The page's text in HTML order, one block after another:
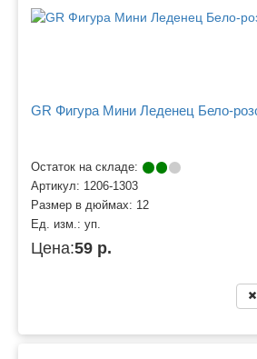
GR Фигура Мини Леденец Бело-
Остаток на складе:
Артикул: 1206-1303
Размер в дюймах: 12
Ед. изм.: уп.
Цена:59 р.